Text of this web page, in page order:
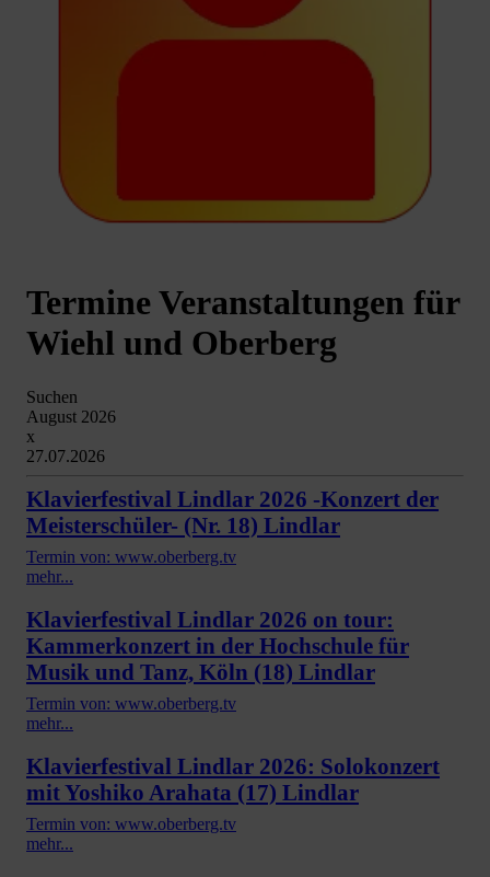
Termine Veranstaltungen für
Wiehl und Oberberg
Suchen
August 2026
x
27.07.2026
Klavierfestival Lindlar 2026 -Konzert der
Meisterschüler- (Nr. 18) Lindlar
Termin von: www.oberberg.tv
mehr...
Klavierfestival Lindlar 2026 on tour:
Kammerkonzert in der Hochschule für
Musik und Tanz, Köln (18) Lindlar
Termin von: www.oberberg.tv
mehr...
Klavierfestival Lindlar 2026: Solokonzert
mit Yoshiko Arahata (17) Lindlar
Termin von: www.oberberg.tv
mehr...